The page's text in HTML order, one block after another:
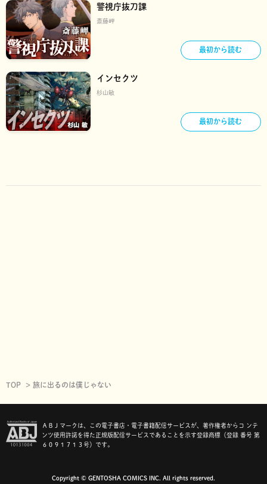
警視庁抜刀課
斎藤岬
最初から読む
インセクツ
杉山敏
最初から読む
TOP 旅に出るのは僕じゃない
ＡＢＪマークは、この電子書店・電子書籍配信サービスが、著作権者からコ ンテ
ンツ使用許諾を得た正規版配信サービスであることを示す登録商標（登録 番号 第
６０９１７１３号）です。
Copyright © GENTOSHA COMICS INC. All rights reserved.